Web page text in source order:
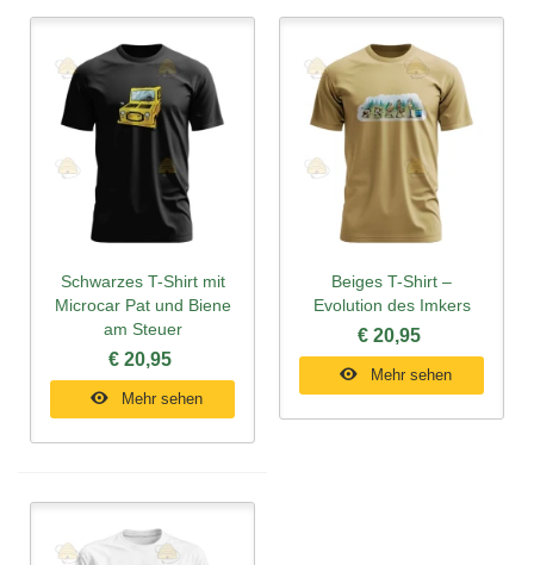
Schwarzes T-Shirt mit
Microcar Pat und Biene
am Steuer
€ 20,95
Mehr sehen
Beiges T-Shirt –
Evolution des Imkers
€ 20,95
Mehr sehen